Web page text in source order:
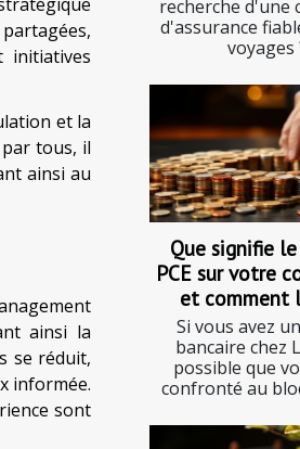
initiatives
et la
tous, il
ainsi au
ainsi la
se réduit,
informée.
sont
recherche d'une
d'assurance
voyages
Que signifie
PCE sur votre
et comment
Si vous avez
bancaire chez
possible que
confronté au